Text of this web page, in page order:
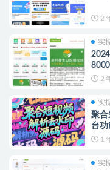
2
实
2
实
聚合
台功
1
实